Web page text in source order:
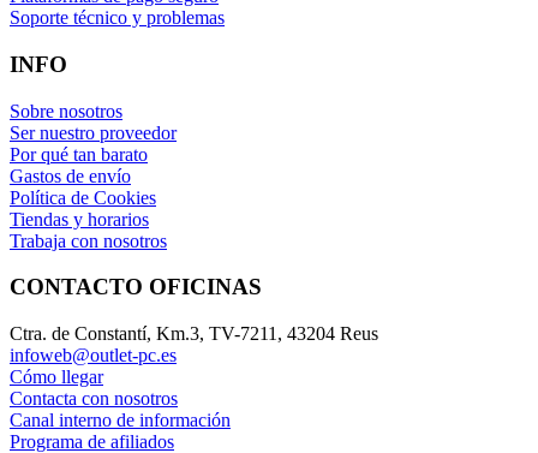
Soporte técnico y problemas
INFO
Sobre nosotros
Ser nuestro proveedor
Por qué tan barato
Gastos de envío
Política de Cookies
Tiendas y horarios
Trabaja con nosotros
CONTACTO OFICINAS
Ctra. de Constantí, Km.3, TV-7211, 43204 Reus
infoweb@outlet-pc.es
Cómo llegar
Contacta con nosotros
Canal interno de información
Programa de afiliados